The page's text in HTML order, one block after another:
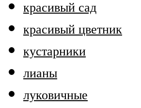
красивый сад
красивый цветник
кустарники
лианы
луковичные